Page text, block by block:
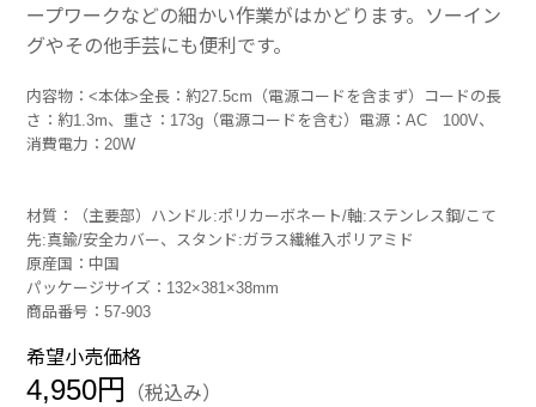
ープワークなどの細かい作業がはかどります。ソーイン
グやその他手芸にも便利です。
内容物：<本体>全長：約27.5cm（電源コードを含まず）コードの長
さ：約1.3m、重さ：173g（電源コードを含む）電源：AC 100V、
消費電力：20W
材質：（主要部）ハンドル:ポリカーボネート/軸:ステンレス鋼/こて
先:真鍮/安全カバー、スタンド:ガラス繊維入ポリアミド
原産国：中国
パッケージサイズ：132×381×38mm
商品番号：57-903
希望小売価格
4,950円 （税込み）